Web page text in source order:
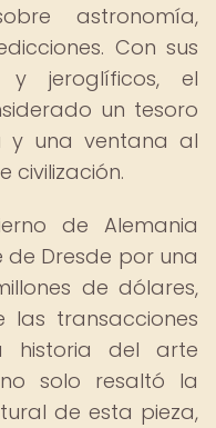
astronomía,
Con sus
y jeroglíficos, el
un tesoro
y una ventana al
civilización.
de Alemania
de Dresde por una
de dólares,
las transacciones
historia del arte
solo resaltó la
de esta pieza,